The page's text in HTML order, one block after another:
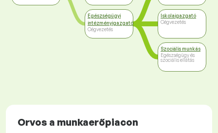
Egészségügyi
intézményigazgató
Cégvezetés
Iskolaigazgató
Cégvezetés
Szociális munkás
Egészségügy és
szociális ellátás
Orvos a munkaerőpiacon